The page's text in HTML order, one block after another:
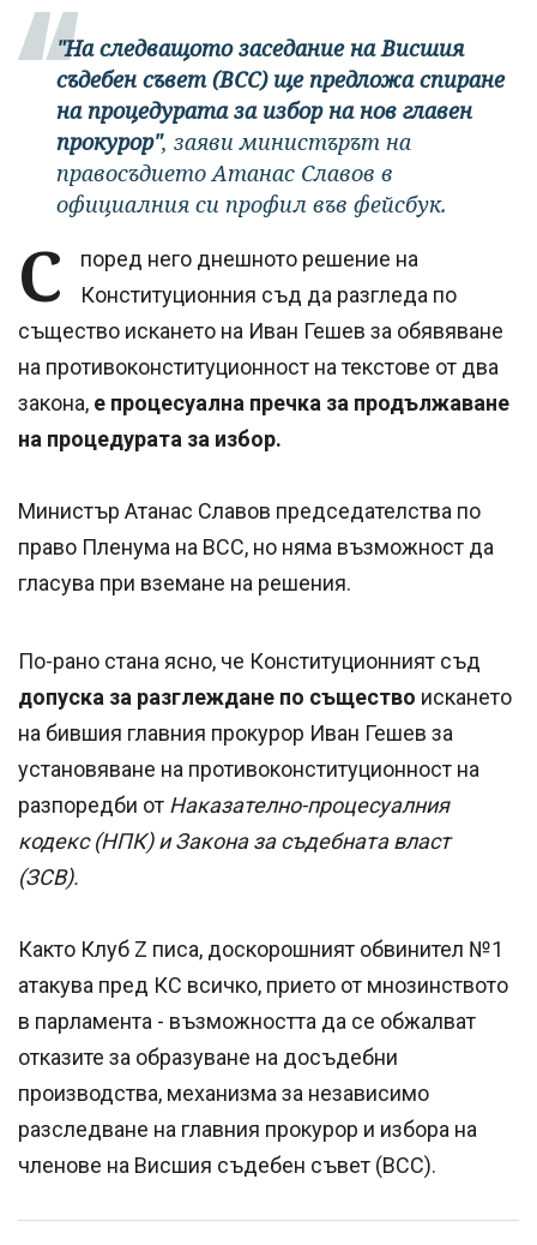
"На следващото заседание на Висшия
съдебен съвет (ВСС) ще предложа спиране
на процедурата за избор на нов главен
прокурор", заяви министърът на
правосъдието Атанас Славов в
официалния си профил във фейсбук.
С
поред него днешното решение на
Конституционния съд да разгледа по
същество искането на Иван Гешев за обявяване
на противоконституционност на текстове от два
закона, е процесуална пречка за продължаване
на процедурата за избор.
Министър Атанас Славов председателства по
право Пленума на ВСС, но няма възможност да
гласува при вземане на решения.
По-рано стана ясно, че Конституционният съд
допуска за разглеждане по същество искането
на бившия главния прокурор Иван Гешев за
установяване на противоконституционност на
разпоредби от Наказателно-процесуалния
кодекс (НПК) и Закона за съдебната власт
(ЗСВ).
Както Клуб Z писа, доскорошният обвинител №1
атакува пред КС всичко, прието от мнозинството
в парламента - възможността да се обжалват
отказите за образуване на досъдебни
производства, механизма за независимо
разследване на главния прокурор и избора на
членове на Висшия съдебен съвет (ВСС).